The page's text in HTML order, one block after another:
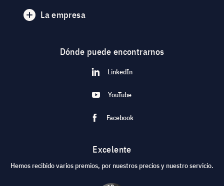
La empresa
Dónde puede encontrarnos
LinkedIn
YouTube
Facebook
Excelente
Hemos recibido varios premios, por nuestros precios y nuestro servicio.